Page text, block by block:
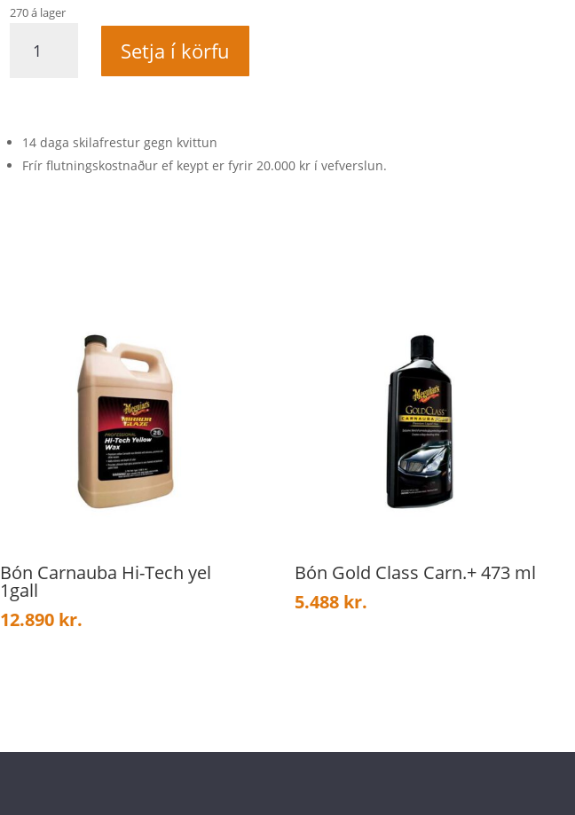
270 á lager
Þurrkhandklæði
Setja í körfu
14 daga skilafrestur gegn kvittun
Frír flutningskostnaður ef keypt er fyrir 20.000 kr í vefverslun.
Bón Carnauba Hi-Tech yel
1gall
12.890 kr.
Bón Gold Class Carn.+ 473 ml
5.488 kr.